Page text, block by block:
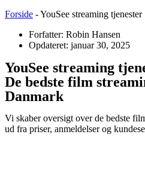
Forside -YouSee streaming tjenester
Forfatter: Robin Hansen
Opdateret: januar 30, 2025
YouSee streaming
De bedste film
Danmark
Vi skaber oversigt over de bedste
ud fra priser, anmeldelser og